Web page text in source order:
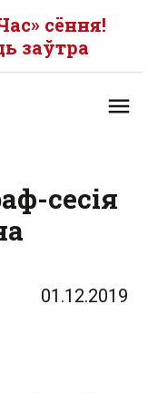
сёння!
заўтра
сесія
01.12.2019